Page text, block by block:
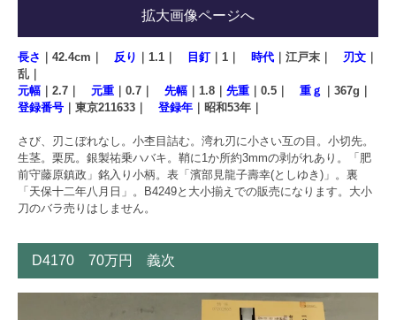
拡大画像ページへ
長さ ｜42.4cm｜ 反り ｜1.1｜ 目釘 ｜1｜ 時代 ｜江戸末｜ 刃文
乱｜
元幅 ｜2.7｜ 元重 ｜0.7｜ 先幅 ｜1.8｜ 先重 ｜0.5｜ 重ｇ
｜367g｜
登録番号 ｜東京211633｜ 登録年 ｜昭和53年｜
さび、刃こぼれなし。小杢目詰む。湾れ刃に小さい互の目。小切先。
生茎。栗尻。銀製祐乗ハバキ。鞘に1か所約3mmの剥がれあり。「肥
前守藤原鎮政」銘入り小柄。表「濱部見龍子壽幸(としゆき)」。裏
「天保十二年八月日」。B4249と大小揃えでの販売になります。大小
刀のバラ売りはしません。
D4170 70万円 義次